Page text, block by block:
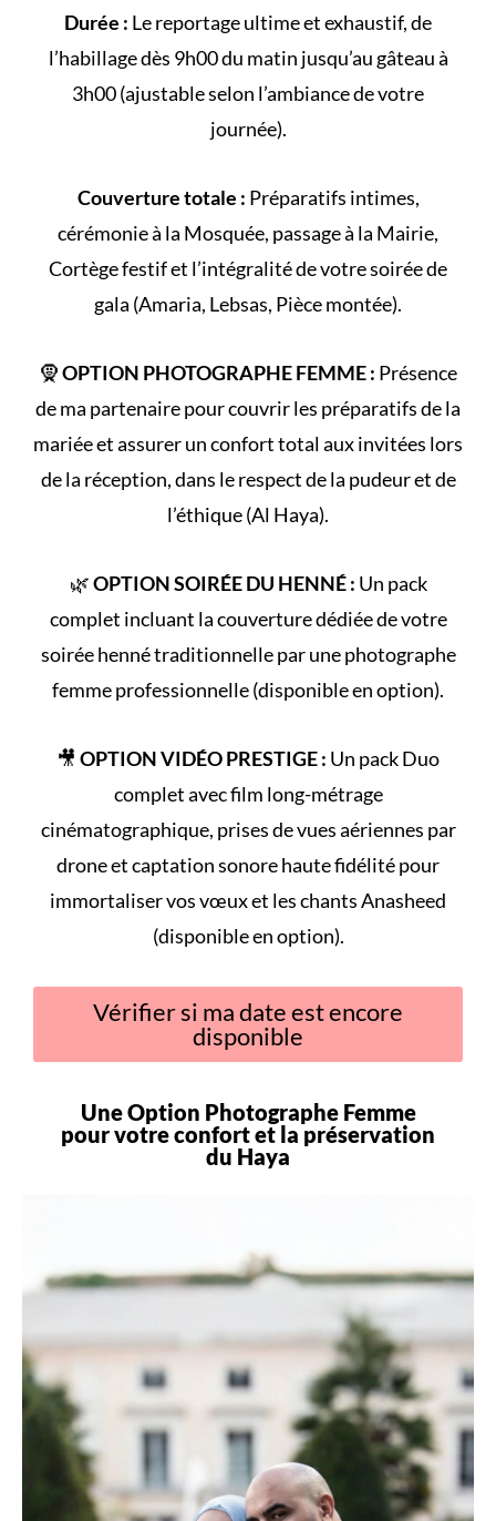
Durée : Le reportage ultime et exhaustif, de
l’habillage dès 9h00 du matin jusqu’au gâteau à
3h00 (ajustable selon l’ambiance de votre
journée).
Couverture totale : Préparatifs intimes,
cérémonie à la Mosquée, passage à la Mairie,
Cortègefestif et l’intégralité de votresoirée de
gala (Amaria, Lebsas, Pièce montée).
🧕OPTION PHOTOGRAPHE FEMME : Présence
de ma partenaire pour couvrir les préparatifs de la
mariée et assurer un confort total aux invitées lors
de la réception, dans le respect de la pudeur et de
l’éthique (Al Haya).
🌿OPTION SOIRÉE DU HENNÉ : Un pack
complet incluant la couverture dédiée de votre
soirée hennétraditionnelle par une photographe
femme professionnelle (disponible en option).
🎥 OPTION VIDÉO PRESTIGE : Un pack Duo
complet avec film long-métrage
cinématographique, prises de vues aériennes par
drone et captation sonore haute fidélité pour
immortaliser vos vœux et les chants Anasheed
(disponible en option).
Vérifier si ma date est encore
disponible
Une Option Photographe Femme
pour votreconfortet la préservation
du Haya